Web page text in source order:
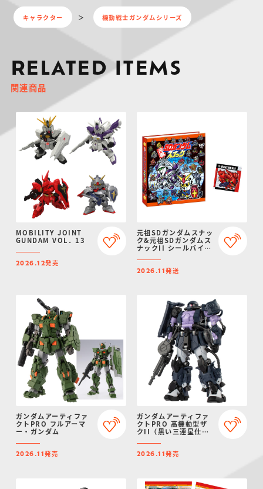
キャラクター 機動戦士ガンダムシリーズ
RELATED ITEMS
関連商品
MOBILITY JOINT
GUNDAM VOL．13
2026.12発売
元祖SDガンダムスナッ
ク&元祖SDガンダムス
ナックII シールバイン
ダイ限定】
2026.11発送
ガンダムアーティファ
クトPRO フルアーマ
ー・ガンダム
2026.11発売
ガンダムアーティファ
クトPRO 高機動型ザ
クII（黒い三連星仕
2026.11発売